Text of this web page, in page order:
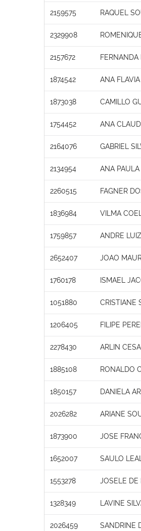
2159575 RAQUEL
2329908
2157672 FERNANDA
1874542 ANA
1873038 CAMILLO
1754452 ANA
2164076 GABRIEL
2134954 ANA
2260515 FAGNER
1836984 VILMA
1759857 ANDRE
2652407 JOAO
1760178 ISMAEL
1051880 CRISTIANE
1206405 FILIPE
2278430 ARLIN
1885108 RONALDO
1850157 DANIELA
2026282 ARIANE
1873900 JOSE
1652007 SAULO
1553278 JOSELE DE
1328349 LAVINE
2026459 SANDRINE